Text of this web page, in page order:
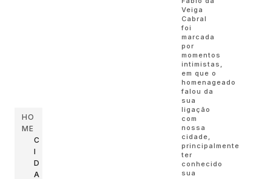
HO
ME
C
I
D
A
Veiga
Cabral
foi
marcada
por
momentos
intimistas,
em que o
homenageado
falou da
sua
ligação
com
nossa
cidade,
principalmente
ter
conhecido
sua